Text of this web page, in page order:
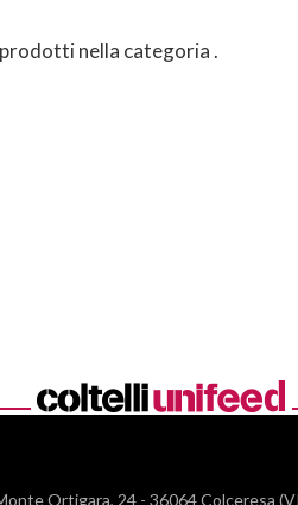
nella categoria.
Ortigara, 24 - 36064 Colceresa